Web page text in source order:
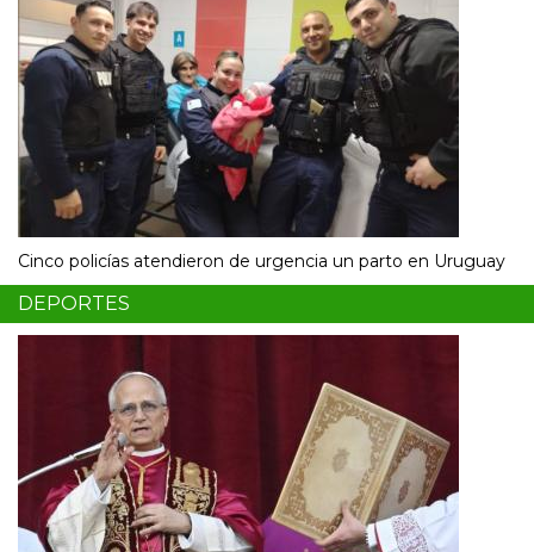
Cinco policías atendieron de urgencia un parto en Uruguay
DEPORTES